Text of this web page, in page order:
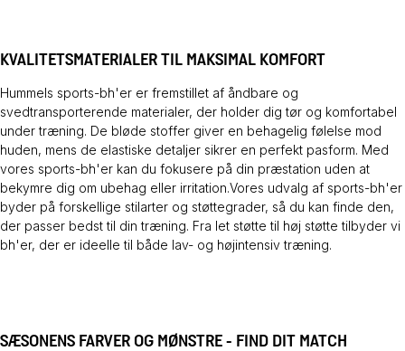
KVALITETSMATERIALER TIL MAKSIMAL KOMFORT
Hummels sports-bh'er er fremstillet af åndbare og
svedtransporterende materialer, der holder dig tør og komfortabel
under træning. De bløde stoffer giver en behagelig følelse mod
huden, mens de elastiske detaljer sikrer en perfekt pasform. Med
vores sports-bh'er kan du fokusere på din præstation uden at
bekymre dig om ubehag eller irritation.Vores udvalg af sports-bh'er
byder på forskellige stilarter og støttegrader, så du kan finde den,
der passer bedst til din træning. Fra let støtte til høj støtte tilbyder vi
bh'er, der er ideelle til både lav- og højintensiv træning.
SÆSONENS FARVER OG MØNSTRE - FIND DIT MATCH